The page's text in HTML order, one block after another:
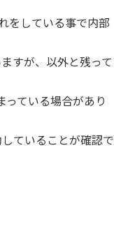
をしている事で内部
すが、以外と残って
ている場合があり
ていることが確認で